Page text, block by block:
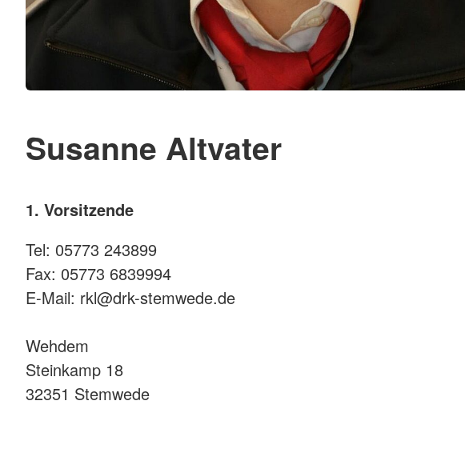
Susanne Altvater
1. Vorsitzende
Tel: 05773 243899
Fax: 05773 6839994
E-Mail: rkl@drk-stemwede.de
Wehdem
Steinkamp 18
32351 Stemwede